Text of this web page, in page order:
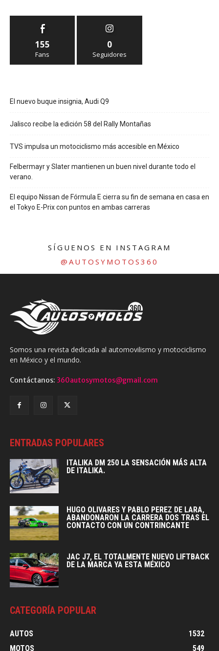
155
Fans
0
Seguidores
El nuevo buque insignia, Audi Q9
Jalisco recibe la edición 58 del Rally Montañas
TVS impulsa un motociclismo más accesible en México
Felbermayr y Slater mantienen un buen nivel durante todo el
verano.
El equipo Nissan de Fórmula E cierra su fin de semana en casa en
el Tokyo E-Prix con puntos en ambas carreras
SÍGUENOS EN INSTAGRAM
@AUTOSYMOTOS360
Somos una revista dedicada al automovilismo y motociclismo
en México y el mundo.
Contáctanos: 360autosymotos@gmail.com
ENTRADAS POPULARES
ITALIKA DM 250 LA SENSACIÓN MÁS ALTA
DE ITALIKA.
HUGO OLIVARES Y PABLO PEREZ DE LARA,
ABANDONARON LA CARRERA DOS TRAS EL
CONTACTO CON UN CONTRINCANTE
JAC J7, EL TOTALMENTE NUEVO LIFTBACK
DE LA MARCA YA ESTA MÉXICO
CATEGORÍA POPULAR
AUTOS
1532
MOTOS
549